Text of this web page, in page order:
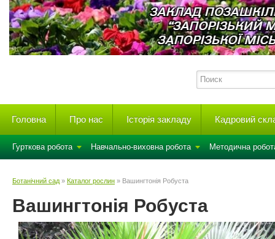
Головна Про нас Історія закладу Кадровий
Гурткова робота Навчально-виховна робота Методична
Ботанічний сад » Каталог рослин » Вашингтонія Робуста
Вашингтонія Робуста